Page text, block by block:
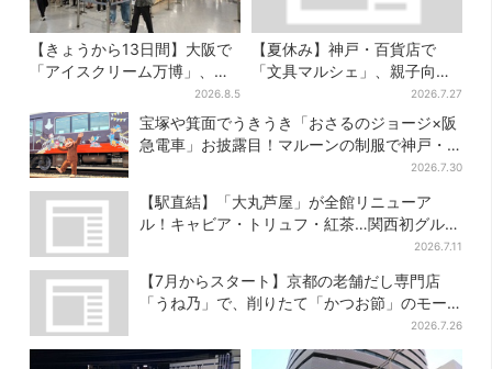
【きょうから13日間】大阪で
「アイスクリーム万博」、全
国34ブランド・100種超…初
登場の「チョコソフト」に行
列
2026.8.5
【夏休み】神戸・百貨店で
「文具マルシェ」、親子向け
工作は自由研究にも！入場無
料で
2026.7.27
宝塚や箕面でうきうき「おさるのジョージ×阪
急電車」お披露目！マルーンの制服で神戸・
2026.7.30
【駅直結】「大丸芦屋」が全館リニューア
ル！キャビア・トリュフ・紅茶…関西初グルメ
2026.7.11
【7月からスタート】京都の老舗だし専門店
「うね乃」で、削りたて「かつお節」のモー
2026.7.26